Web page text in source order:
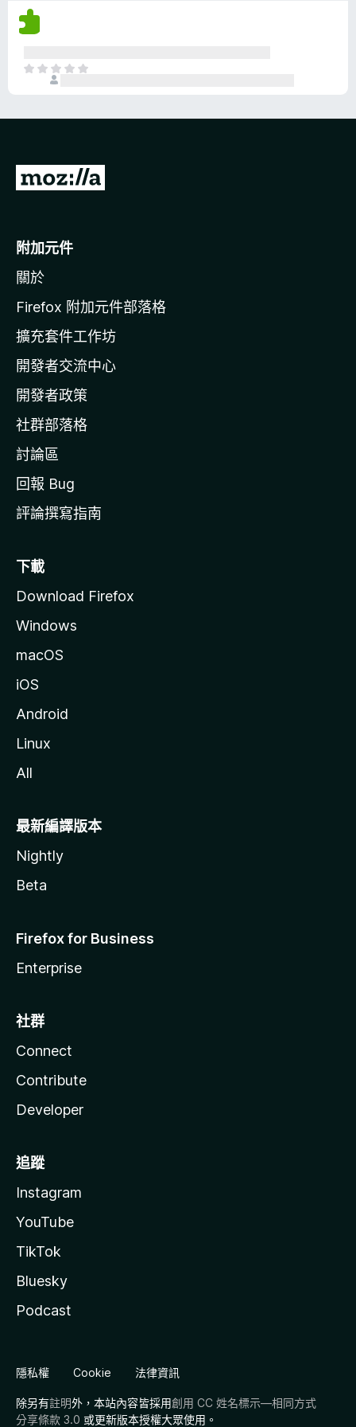
沒
有
目
有
前
o
i
l
a
官
網
附加元件
關於
Firefox 附加元件部落格
擴充套件工作坊
開發者交流中心
開發者政策
社群部落格
討論區
回報 Bug
評論撰寫指南
下載
Download Firefox
Windows
macOS
iOS
Android
Linux
All
最新編譯版本
Nightly
Beta
Firefox for Business
Enterprise
社群
Connect
Contribute
Developer
追蹤
Instagram
YouTube
TikTok
Bluesky
Podcast
隱私權 Cookie 法律資訊
除另有註明外，本站內容皆採用創用 CC 姓名標示—相同方式
分享條款 3.0 或更新版本授權大眾使用。